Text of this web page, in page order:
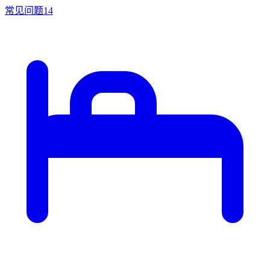
常见问题14